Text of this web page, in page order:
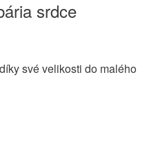
srdce
své velikosti do malého